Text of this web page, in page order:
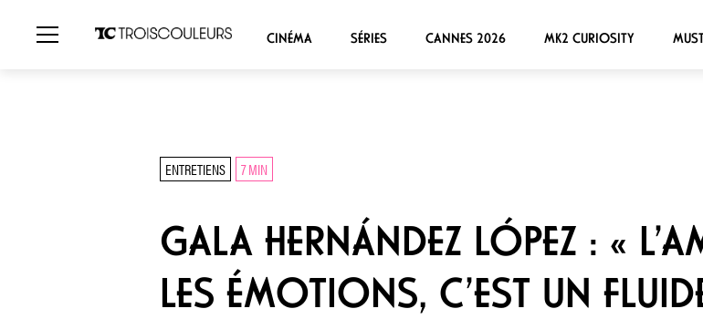
CINÉMA SÉRIES CANNES 2026 MK2 CURIOSITY
ENTRETIENS 7 MIN
GALA HERNÁNDEZ LÓPEZ : «
LES ÉMOTIONS, C’EST UN